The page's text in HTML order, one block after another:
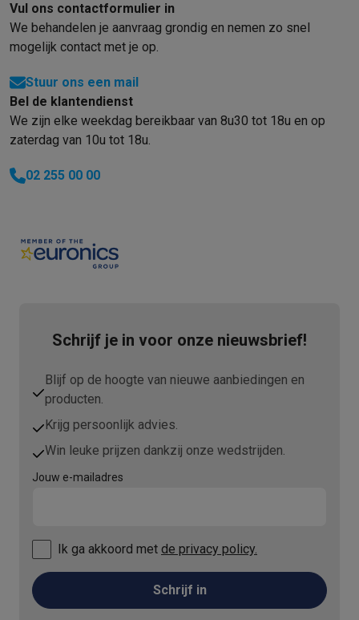
Vul ons contactformulier in
We behandelen je aanvraag grondig en nemen zo snel
mogelijk contact met je op.
Stuur ons een mail
Bel de klantendienst
We zijn elke weekdag bereikbaar van 8u30 tot 18u en op
zaterdag van 10u tot 18u.
02 255 00 00
Schrijf je in voor onze nieuwsbrief!
Blijf op de hoogte van nieuwe aanbiedingen en
producten.
Krijg persoonlijk advies.
Win leuke prijzen dankzij onze wedstrijden.
Jouw e-mailadres
Ik ga akkoord met de privacy policy.
Schrijf in